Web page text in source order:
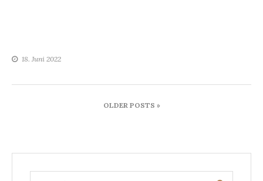
18. Juni 2022
Beitragsnavigation
OLDER POSTS »